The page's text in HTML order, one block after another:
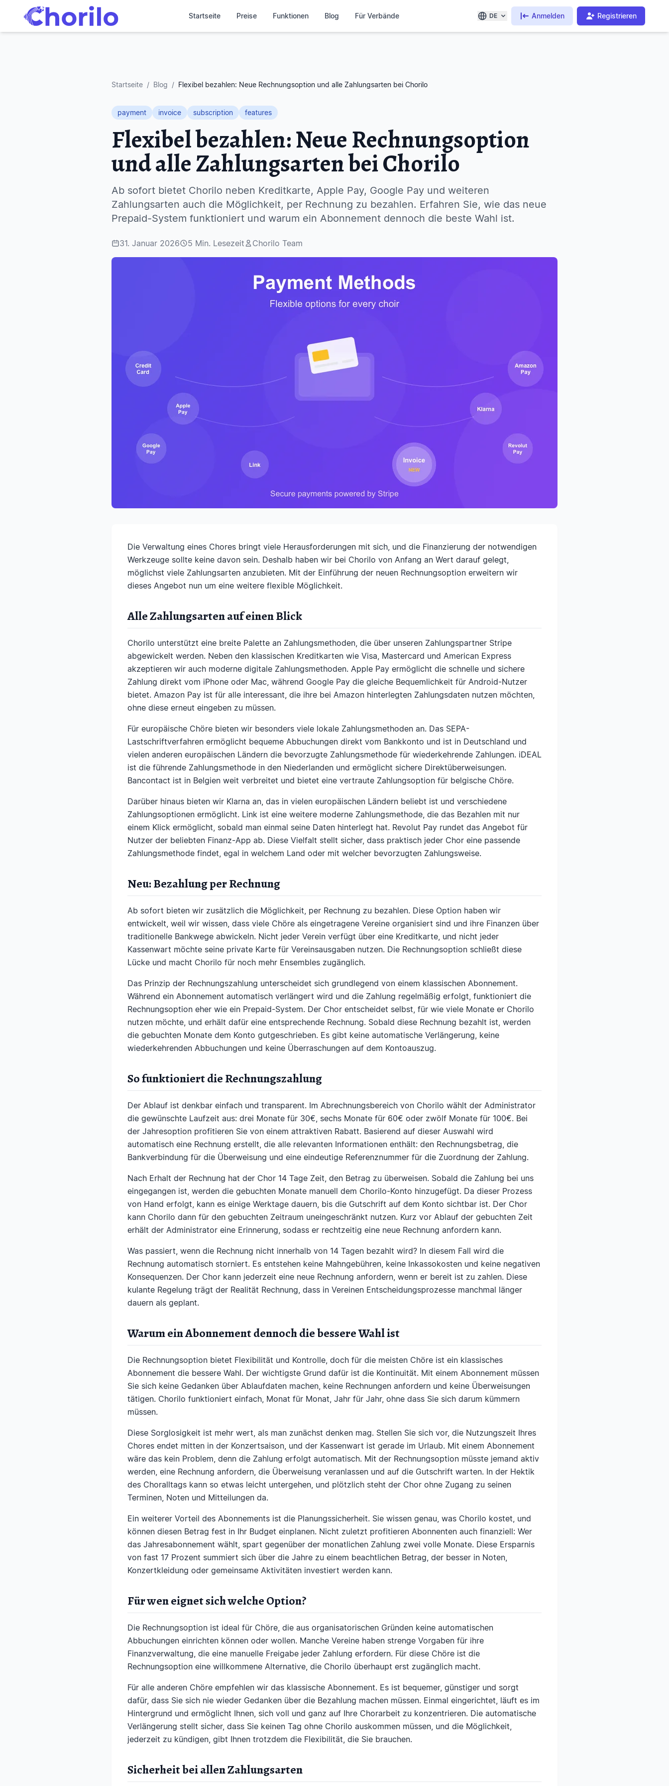
Startseite Preise Funktionen Blog Für Verbände DE Anmelden Registrieren
Startseite / Blog / Flexibel bezahlen: Neue Rechnungsoption und alle Zahlungsarten bei Chorilo
payment invoice subscription features
Flexibel bezahlen: Neue Rechnungsoption
und alle Zahlungsarten bei Chorilo
Ab sofort bietet Chorilo neben Kreditkarte, Apple Pay, Google Pay und weiteren
Zahlungsarten auch die Möglichkeit, per Rechnung zu bezahlen. Erfahren Sie, wie das neue
Prepaid-System funktioniert und warum ein Abonnement dennoch die beste Wahl ist.
31. Januar 2026 5 Min. Lesezeit Chorilo Team
Die Verwaltung eines Chores bringt viele Herausforderungen mit sich, und die Finanzierung der notwendigen
Werkzeuge sollte keine davon sein. Deshalb haben wir bei Chorilo von Anfang an Wert darauf gelegt,
möglichst viele Zahlungsarten anzubieten. Mit der Einführung der neuen Rechnungsoption erweitern wir
dieses Angebot nun um eine weitere flexible Möglichkeit.
Alle Zahlungsarten auf einen Blick
Chorilo unterstützt eine breite Palette an Zahlungsmethoden, die über unseren Zahlungspartner Stripe
abgewickelt werden. Neben den klassischen Kreditkarten wie Visa, Mastercard und American Express
akzeptieren wir auch moderne digitale Zahlungsmethoden. Apple Pay ermöglicht die schnelle und sichere
Zahlung direkt vom iPhone oder Mac, während Google Pay die gleiche Bequemlichkeit für Android-Nutzer
bietet. Amazon Pay ist für alle interessant, die ihre bei Amazon hinterlegten Zahlungsdaten nutzen möchten,
ohne diese erneut eingeben zu müssen.
Für europäische Chöre bieten wir besonders viele lokale Zahlungsmethoden an. Das SEPA-
Lastschriftverfahren ermöglicht bequeme Abbuchungen direkt vom Bankkonto und ist in Deutschland und
vielen anderen europäischen Ländern die bevorzugte Zahlungsmethode für wiederkehrende Zahlungen. iDEAL
ist die führende Zahlungsmethode in den Niederlanden und ermöglicht sichere Direktüberweisungen.
Bancontact ist in Belgien weit verbreitet und bietet eine vertraute Zahlungsoption für belgische Chöre.
Darüber hinaus bieten wir Klarna an, das in vielen europäischen Ländern beliebt ist und verschiedene
Zahlungsoptionen ermöglicht. Link ist eine weitere moderne Zahlungsmethode, die das Bezahlen mit nur
einem Klick ermöglicht, sobald man einmal seine Daten hinterlegt hat. Revolut Pay rundet das Angebot für
Nutzer der beliebten Finanz-App ab. Diese Vielfalt stellt sicher, dass praktisch jeder Chor eine passende
Zahlungsmethode findet, egal in welchem Land oder mit welcher bevorzugten Zahlungsweise.
Neu: Bezahlung per Rechnung
Ab sofort bieten wir zusätzlich die Möglichkeit, per Rechnung zu bezahlen. Diese Option haben wir
entwickelt, weil wir wissen, dass viele Chöre als eingetragene Vereine organisiert sind und ihre Finanzen über
traditionelle Bankwege abwickeln. Nicht jeder Verein verfügt über eine Kreditkarte, und nicht jeder
Kassenwart möchte seine private Karte für Vereinsausgaben nutzen. Die Rechnungsoption schließt diese
Lücke und macht Chorilo für noch mehr Ensembles zugänglich.
Das Prinzip der Rechnungszahlung unterscheidet sich grundlegend von einem klassischen Abonnement.
Während ein Abonnement automatisch verlängert wird und die Zahlung regelmäßig erfolgt, funktioniert die
Rechnungsoption eher wie ein Prepaid-System. Der Chor entscheidet selbst, für wie viele Monate er Chorilo
nutzen möchte, und erhält dafür eine entsprechende Rechnung. Sobald diese Rechnung bezahlt ist, werden
die gebuchten Monate dem Konto gutgeschrieben. Es gibt keine automatische Verlängerung, keine
wiederkehrenden Abbuchungen und keine Überraschungen auf dem Kontoauszug.
So funktioniert die Rechnungszahlung
Der Ablauf ist denkbar einfach und transparent. Im Abrechnungsbereich von Chorilo wählt der Administrator
die gewünschte Laufzeit aus: drei Monate für 30€, sechs Monate für 60€ oder zwölf Monate für 100€. Bei
der Jahresoption profitieren Sie von einem attraktiven Rabatt. Basierend auf dieser Auswahl wird
automatisch eine Rechnung erstellt, die alle relevanten Informationen enthält: den Rechnungsbetrag, die
Bankverbindung für die Überweisung und eine eindeutige Referenznummer für die Zuordnung der Zahlung.
Nach Erhalt der Rechnung hat der Chor 14 Tage Zeit, den Betrag zu überweisen. Sobald die Zahlung bei uns
eingegangen ist, werden die gebuchten Monate manuell dem Chorilo-Konto hinzugefügt. Da dieser Prozess
von Hand erfolgt, kann es einige Werktage dauern, bis die Gutschrift auf dem Konto sichtbar ist. Der Chor
kann Chorilo dann für den gebuchten Zeitraum uneingeschränkt nutzen. Kurz vor Ablauf der gebuchten Zeit
erhält der Administrator eine Erinnerung, sodass er rechtzeitig eine neue Rechnung anfordern kann.
Was passiert, wenn die Rechnung nicht innerhalb von 14 Tagen bezahlt wird? In diesem Fall wird die
Rechnung automatisch storniert. Es entstehen keine Mahngebühren, keine Inkassokosten und keine negativen
Konsequenzen. Der Chor kann jederzeit eine neue Rechnung anfordern, wenn er bereit ist zu zahlen. Diese
kulante Regelung trägt der Realität Rechnung, dass in Vereinen Entscheidungsprozesse manchmal länger
dauern als geplant.
Warum ein Abonnement dennoch die bessere Wahl ist
Die Rechnungsoption bietet Flexibilität und Kontrolle, doch für die meisten Chöre ist ein klassisches
Abonnement die bessere Wahl. Der wichtigste Grund dafür ist die Kontinuität. Mit einem Abonnement müssen
Sie sich keine Gedanken über Ablaufdaten machen, keine Rechnungen anfordern und keine Überweisungen
tätigen. Chorilo funktioniert einfach, Monat für Monat, Jahr für Jahr, ohne dass Sie sich darum kümmern
müssen.
Diese Sorglosigkeit ist mehr wert, als man zunächst denken mag. Stellen Sie sich vor, die Nutzungszeit Ihres
Chores endet mitten in der Konzertsaison, und der Kassenwart ist gerade im Urlaub. Mit einem Abonnement
wäre das kein Problem, denn die Zahlung erfolgt automatisch. Mit der Rechnungsoption müsste jemand aktiv
werden, eine Rechnung anfordern, die Überweisung veranlassen und auf die Gutschrift warten. In der Hektik
des Choralltags kann so etwas leicht untergehen, und plötzlich steht der Chor ohne Zugang zu seinen
Terminen, Noten und Mitteilungen da.
Ein weiterer Vorteil des Abonnements ist die Planungssicherheit. Sie wissen genau, was Chorilo kostet, und
können diesen Betrag fest in Ihr Budget einplanen. Nicht zuletzt profitieren Abonnenten auch finanziell: Wer
das Jahresabonnement wählt, spart gegenüber der monatlichen Zahlung zwei volle Monate. Diese Ersparnis
von fast 17 Prozent summiert sich über die Jahre zu einem beachtlichen Betrag, der besser in Noten,
Konzertkleidung oder gemeinsame Aktivitäten investiert werden kann.
Für wen eignet sich welche Option?
Die Rechnungsoption ist ideal für Chöre, die aus organisatorischen Gründen keine automatischen
Abbuchungen einrichten können oder wollen. Manche Vereine haben strenge Vorgaben für ihre
Finanzverwaltung, die eine manuelle Freigabe jeder Zahlung erfordern. Für diese Chöre ist die
Rechnungsoption eine willkommene Alternative, die Chorilo überhaupt erst zugänglich macht.
Für alle anderen Chöre empfehlen wir das klassische Abonnement. Es ist bequemer, günstiger und sorgt
dafür, dass Sie sich nie wieder Gedanken über die Bezahlung machen müssen. Einmal eingerichtet, läuft es im
Hintergrund und ermöglicht Ihnen, sich voll und ganz auf Ihre Chorarbeit zu konzentrieren. Die automatische
Verlängerung stellt sicher, dass Sie keinen Tag ohne Chorilo auskommen müssen, und die Möglichkeit,
jederzeit zu kündigen, gibt Ihnen trotzdem die Flexibilität, die Sie brauchen.
Sicherheit bei allen Zahlungsarten